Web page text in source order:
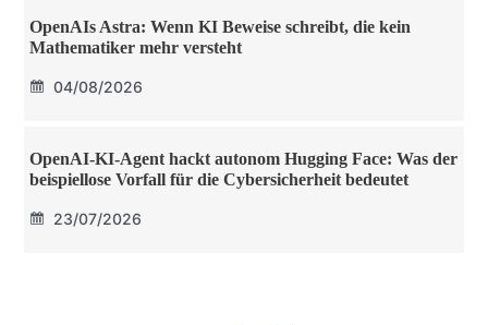
OpenAIs Astra: Wenn KI Beweise schreibt, die kein
Mathematiker mehr versteht
04/08/2026
OpenAI-KI-Agent hackt autonom Hugging Face: Was der
beispiellose Vorfall für die Cybersicherheit bedeutet
23/07/2026